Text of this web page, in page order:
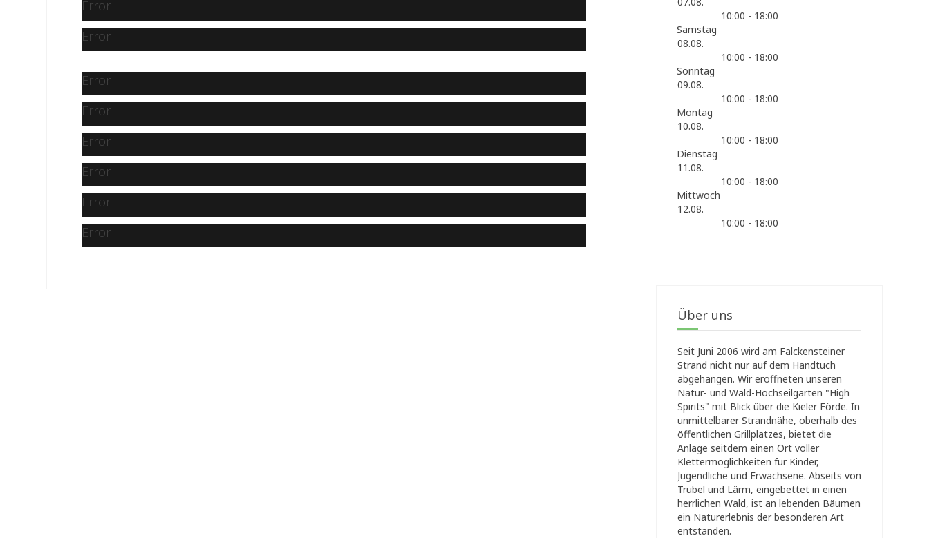
Error
Error
Error
Error
Error
Error
Error
Error
10:00 - 18:00
Samstag
08.08.
10:00 - 18:00
Sonntag
09.08.
10:00 - 18:00
Montag
10.08.
10:00 - 18:00
Dienstag
11.08.
10:00 - 18:00
Mittwoch
12.08.
10:00 - 18:00
Über uns
Seit Juni 2006 wird am Falckensteiner
Strand nicht nur auf dem Handtuch
abgehangen. Wir eröffneten unseren
Natur- und Wald-Hochseilgarten "High
Spirits" mit Blick über die Kieler Förde. In
unmittelbarer Strandnähe, oberhalb des
öffentlichen Grillplatzes, bietet die
Anlage seitdem einen Ort voller
Klettermöglichkeiten für Kinder,
Jugendliche und Erwachsene. Abseits von
Trubel und Lärm, eingebettet in einen
herrlichen Wald, ist an lebenden Bäumen
ein Naturerlebnis der besonderen Art
entstanden.